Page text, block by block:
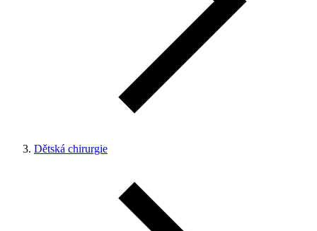
Dětská chirurgie